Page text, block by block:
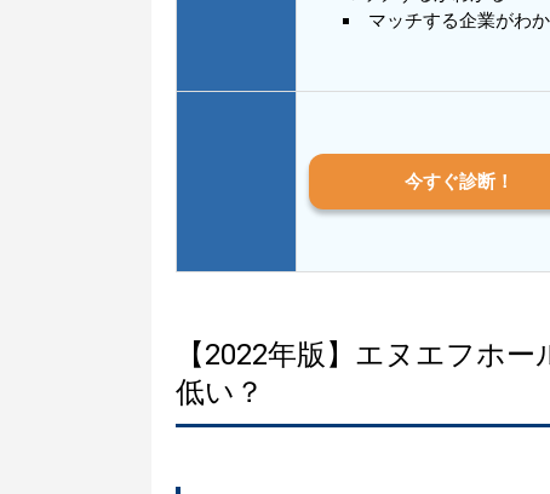
マッチする企業がわ
今すぐ診断！
【2022年版】エヌエフホ
低い？